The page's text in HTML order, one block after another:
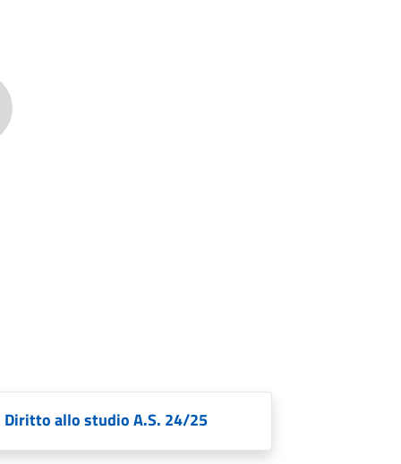
Diritto allo studio A.S. 24/25